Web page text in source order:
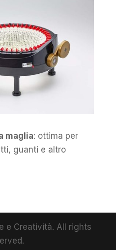
maglia: ottima per
guanti e altro
e Creatività. All rights